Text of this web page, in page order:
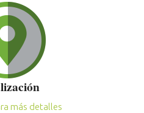
más detalles